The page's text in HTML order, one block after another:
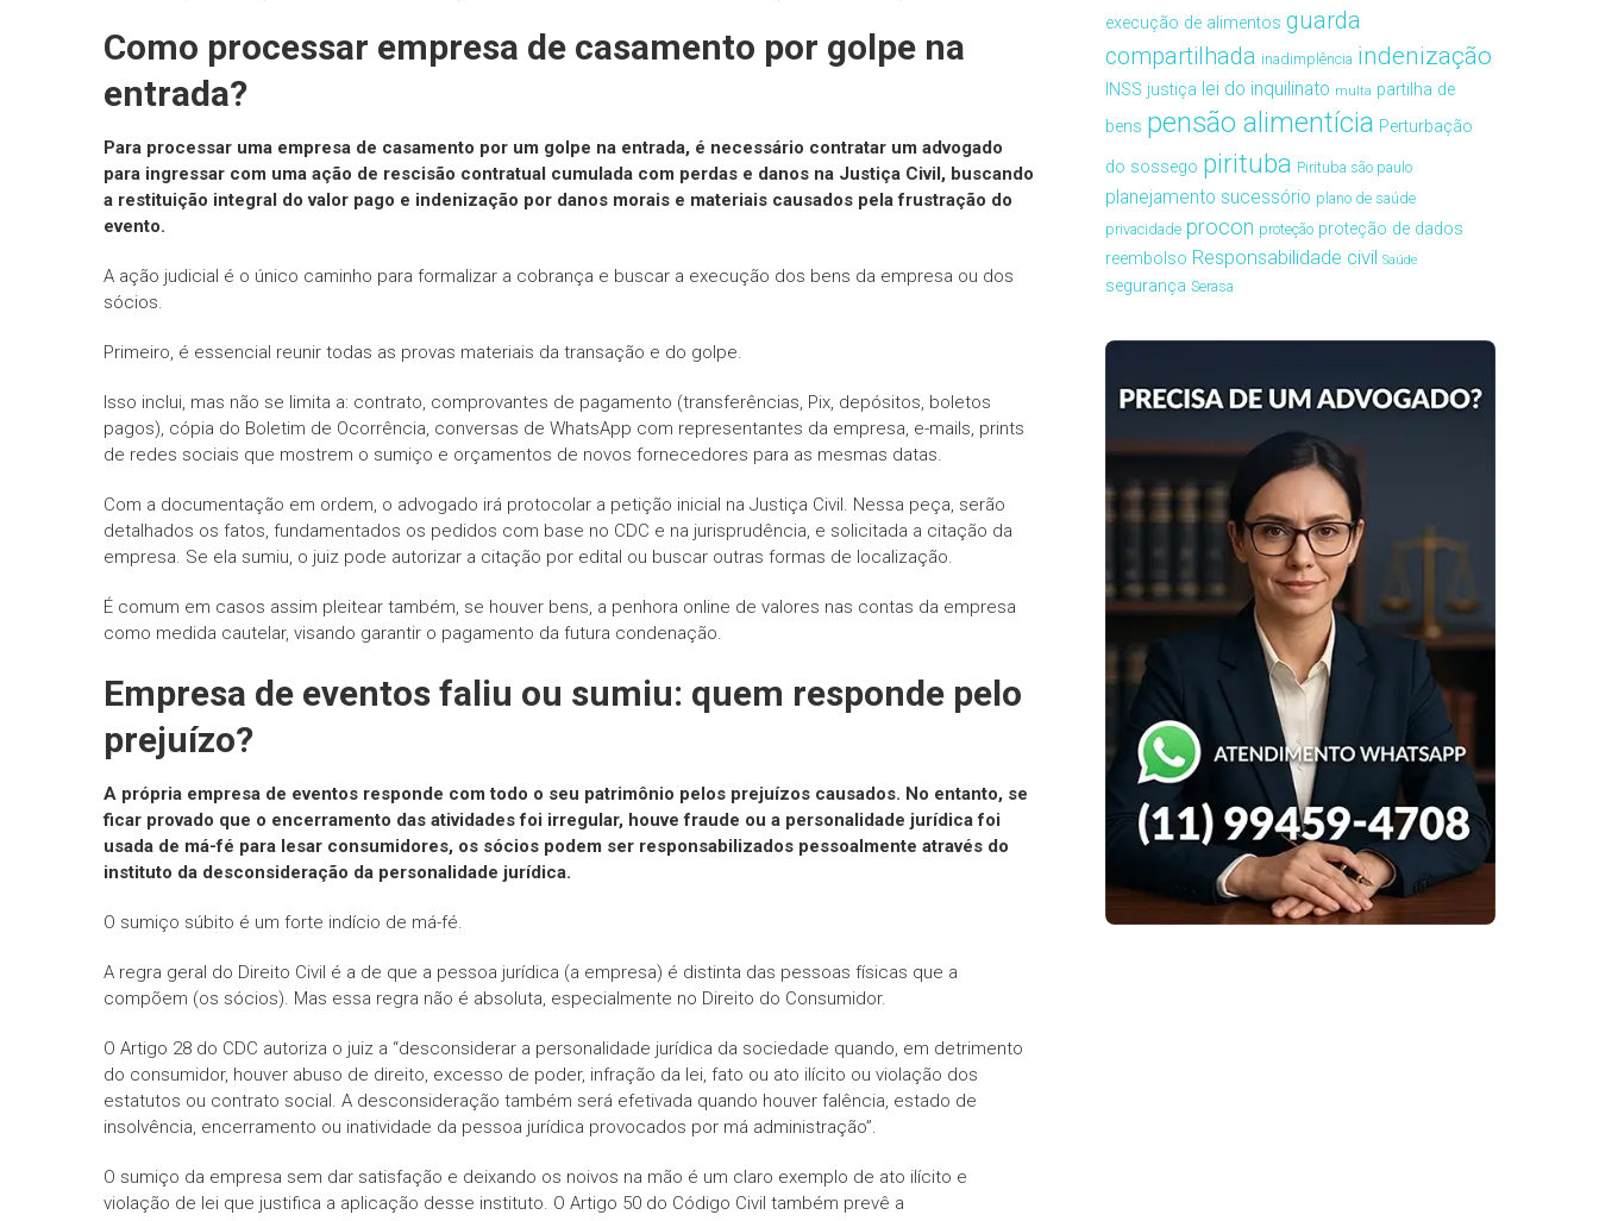
Como processar empresa de casamento por golpe na
entrada?
Para processar uma empresa de casamento por um golpe na entrada, é necessário contratar um advogado
para ingressar com uma ação de rescisão contratual cumulada com perdas e danos na Justiça Civil, buscando
a restituição integral do valor pago e indenização por danos morais e materiais causados pela frustração do
evento.
A ação judicial é o único caminho para formalizar a cobrança e buscar a execução dos bens da empresa ou dos
sócios.
Primeiro, é essencial reunir todas as provas materiais da transação e do golpe.
Isso inclui, mas não se limita a: contrato, comprovantes de pagamento (transferências, Pix, depósitos, boletos
pagos), cópia do Boletim de Ocorrência, conversas de WhatsApp com representantes da empresa, e-mails, prints
de redes sociais que mostrem o sumiço e orçamentos de novos fornecedores para as mesmas datas.
Com a documentação em ordem, o advogado irá protocolar a petição inicial na Justiça Civil. Nessa peça, serão
detalhados os fatos, fundamentados os pedidos com base no CDC e na jurisprudência, e solicitada a citação da
empresa. Se ela sumiu, o juiz pode autorizar a citação por edital ou buscar outras formas de localização.
É comum em casos assim pleitear também, se houver bens, a penhora online de valores nas contas da empresa
como medida cautelar, visando garantir o pagamento da futura condenação.
Empresa de eventos faliu ou sumiu: quem responde pelo
prejuízo?
A própria empresa de eventos responde com todo o seu patrimônio pelos prejuízos causados. No entanto, se
ficar provado que o encerramento das atividades foi irregular, houve fraude ou a personalidade jurídica foi
usada de má-fé para lesar consumidores, os sócios podem ser responsabilizados pessoalmente através do
instituto da desconsideração da personalidade jurídica.
O sumiço súbito é um forte indício de má-fé.
A regra geral do Direito Civil é a de que a pessoa jurídica (a empresa) é distinta das pessoas físicas que a
compõem (os sócios). Mas essa regra não é absoluta, especialmente no Direito do Consumidor.
O Artigo 28 do CDC autoriza o juiz a “desconsiderar a personalidade jurídica da sociedade quando, em detrimento
do consumidor, houver abuso de direito, excesso de poder, infração da lei, fato ou ato ilícito ou violação dos
estatutos ou contrato social. A desconsideração também será efetivada quando houver falência, estado de
insolvência, encerramento ou inatividade da pessoa jurídica provocados por má administração”.
O sumiço da empresa sem dar satisfação e deixando os noivos na mão é um claro exemplo de ato ilícito e
violação de lei que justifica a aplicação desse instituto. O Artigo 50 do Código Civil também prevê a
execução de alimentos guarda
compartilhada inadimplência indenização
INSS justiça lei do inquilinato multa partilha de
bens pensão alimentícia Perturbação
do sossego pirituba Pirituba são paulo
planejamento sucessório plano de saúde
privacidade procon proteção proteção de dados
reembolso Responsabilidade civil Saúde
segurança Serasa